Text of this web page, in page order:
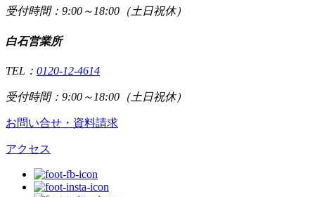
受付時間：9:00～18:00（土日祝休）
白石営業所
TEL： 0120-12-4614
受付時間：9:00～18:00（土日祝休）
お問い合せ・資料請求
アクセス